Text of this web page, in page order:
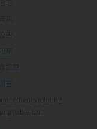
訊
告
務
訊息
答
relating
Unit